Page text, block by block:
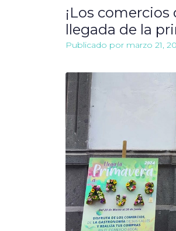
¡Los
llegada de la
Publicado por marzo 21,